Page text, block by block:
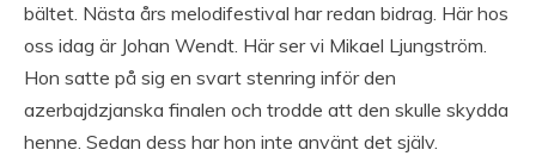
bältet. Nästa års melodifestival har redan bidrag. Här hos
oss idag är Johan Wendt. Här ser vi Mikael Ljungström.
Hon satte på sig en svart stenring inför den
azerbajdzjanska finalen och trodde att den skulle skydda
henne. Sedan dess har hon inte använt det själv.